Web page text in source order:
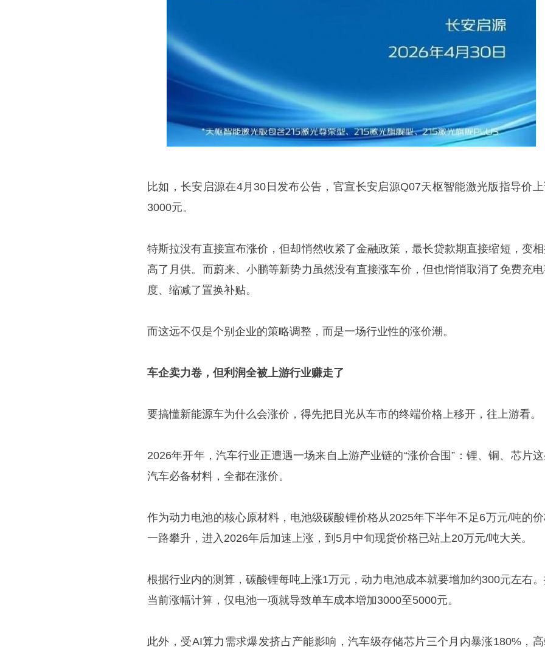
比如，长安启源在4月30日发布公告，官宣长安启源Q07天枢智能激光版指导价
3000元。
特斯拉没有直接宣布涨价，但却悄然收紧了金融政策，最长贷款期直接缩短，变
高了月供。而蔚来、小鹏等新势力虽然没有直接涨车价，但也悄悄取消了免费充
度、缩减了置换补贴。
而这远不仅是个别企业的策略调整，而是一场行业性的涨价潮。
车企卖力卷，但利润全被上游行业赚走了
要搞懂新能源车为什么会涨价，得先把目光从车市的终端价格上移开，往上游看。
2026年开年，汽车行业正遭遇一场来自上游产业链的“涨价合围”：锂、铜、芯片
汽车必备材料，全都在涨价。
作为动力电池的核心原材料，电池级碳酸锂价格从2025年下半年不足6万元/吨的
一路攀升，进入2026年后加速上涨，到5月中旬现货价格已站上20万元/吨大关。
根据行业内的测算，碳酸锂每吨上涨1万元，动力电池成本就要增加约300元左右
当前涨幅计算，仅电池一项就导致单车成本增加3000至5000元。
此外，受AI算力需求爆发挤占产能影响，汽车级存储芯片三个月内暴涨180%，